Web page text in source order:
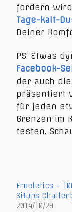
fordern
Tage-kalt-
Deiner
PS: Etwas
Facebook-
der auch
präsentiert
für jeden
Grenzen im
testen.
Freeletics –
Situps
2014/10/29